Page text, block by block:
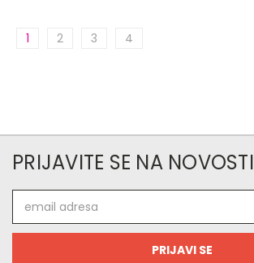
1 2 3 4
PRIJAVITE SE NA NOVOSTI
adresa